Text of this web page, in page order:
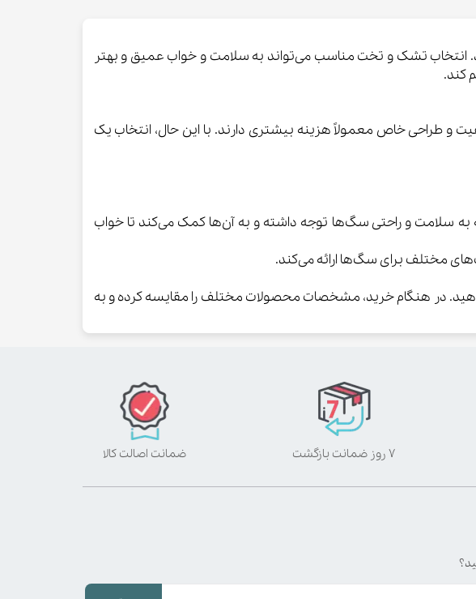
انتخاب تشک و تخت مناسب می‌تواند به سلامت و خواب عمیق و بهتر
کند.
طراحی خاص معمولاً هزینه بیشتری دارند. با این حال، انتخاب یک
سلامت و راحتی سگ‌ها توجه داشته و به آن‌ها کمک می‌کند تا خواب
مختلف برای سگ‌ها ارائه می‌کند.
در هنگام خرید، مشخصات محصولات مختلف را مقایسه کرده و به
۷ روز ضمانت بازگشت ضمانت اصالت کالا